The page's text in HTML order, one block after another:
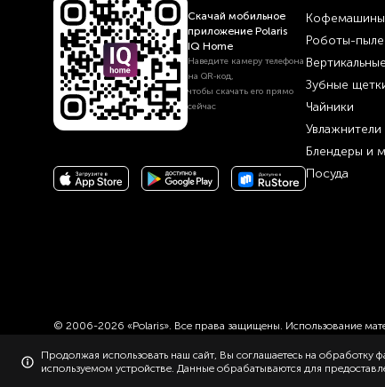
Скачай мобильное
приложение Polaris
IQ Home
Наведите камеру телефона
на QR‑код,
чтобы скачать его прямо
сейчас
Кофемашины
Роботы-
Зубные
Чайники
Увлажнители
Блендеры и
Посуда
© 2006-2026 «Polaris». Все права защищены. Использование
Продолжая использовать наш сайт, Вы соглашаетесь на
используемом устройстве. Данные обрабатываются для